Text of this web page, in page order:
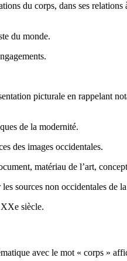
du corps, dans ses relations
du monde.
picturale en rappelant
de la modernité.
des images occidentales.
matériau de l’art,
sources non occidentales de
siècle.
avec le mot « corps »